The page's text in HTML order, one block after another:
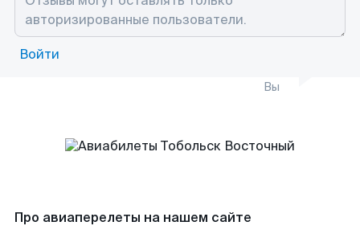
Войти
Вы
Про авиаперелеты на нашем сайте